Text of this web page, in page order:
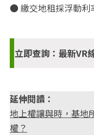
● 繳交地租採浮動利
立即查詢：最新VR
延伸閱讀：
地上權讓與時，基地
權？